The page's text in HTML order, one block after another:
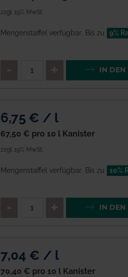
zzgl. 19% MwSt.
Mengenstaffel verfügbar. Bis zu 9%
IN DEN
6,75 € / l
67,50 € pro 10 l Kanister
zzgl. 19% MwSt.
Mengenstaffel verfügbar. Bis zu 10%
IN DEN
7,04 € / l
70,40 € pro 10 l Kanister